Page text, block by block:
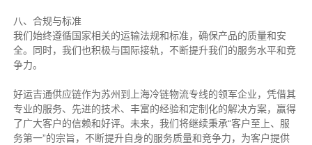
八、合规与标准
我们始终遵循国家相关的运输法规和标准，确保产品的质量和安
全。同时，我们也积极与国际接轨，不断提升我们的服务水平和竞
争力。
好运吉通供应链作为苏州到上海冷链物流专线的领军企业，凭借其
专业的服务、先进的技术、丰富的经验和定制化的解决方案，赢得
了广大客户的信赖和好评。未来，我们将继续秉承“客户至上、服
务第一”的宗旨，不断提升自身的服务质量和竞争力，为客户提供